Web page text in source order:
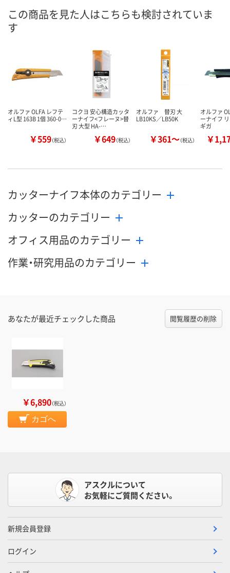
在庫
8月21日（金）まで
在庫切れです
（次回入荷日未定）
カゴへ
この商品を見た人はこちらも検討されていま
す
オルファ OLFA レフテ
ィL型 163B 1個 360-0…
￥559（税込）
コクヨ 安心構造カッタ
ーナイフ<フレーヌ>替
刃 大型 HA-…
￥649（税込）
オルファ 替刃 大
LB10KS／LB50K
￥361～（税込）
オルファ
ーナイフ
ギガ
￥
カッターナイフ本体のカテゴリー
カッターのカテゴリー
オフィス用品のカテゴリー
作業・研究用品のカテゴリー
あなたが最近チェックした商品 閲覧履歴の削除
￥6,890（税込）
カゴへ
アスクルについて
お気軽にご質問ください。
新規会員登録
ログイン